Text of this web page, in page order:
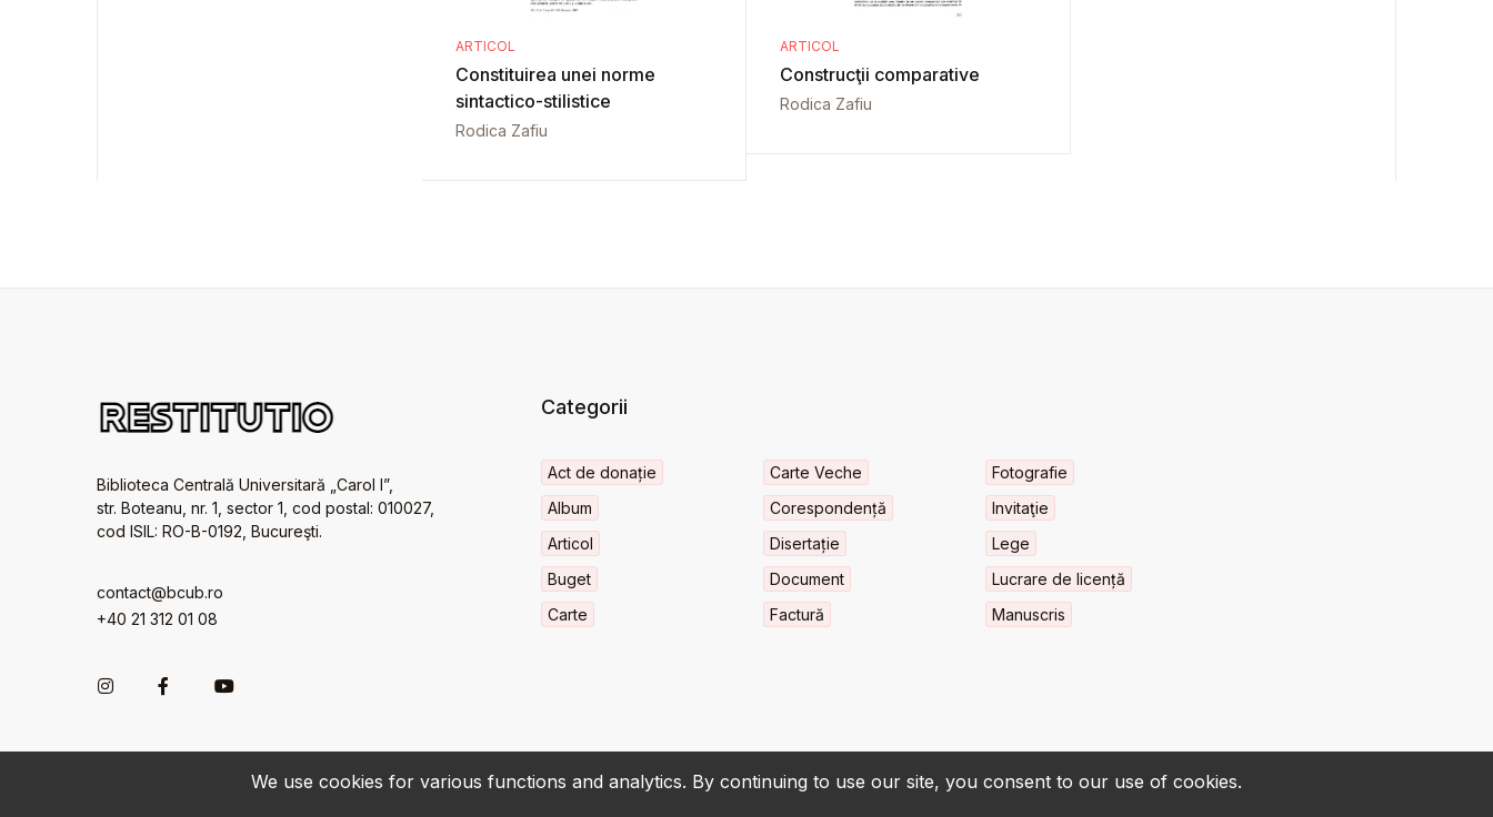
We use cookies for various functions and analytics. By continuing to use our site, you consent to our use of cookies.
ARTICOL
Constituirea unei norme
sintactico-stilistice
Rodica Zafiu
ARTICOL
Construcţii comparative
Rodica Zafiu
Biblioteca Centrală Universitară „Carol I”,
str. Boteanu, nr. 1, sector 1, cod postal: 010027,
cod ISIL: RO-B-0192, Bucureşti.
contact@bcub.ro
+40 21 312 01 08
Categorii
Act de donație
Album
Articol
Buget
Carte
Carte Veche
Corespondență
Disertație
Document
Factură
Fotografie
Invitaţie
Lege
Lucrare de licență
Manuscris